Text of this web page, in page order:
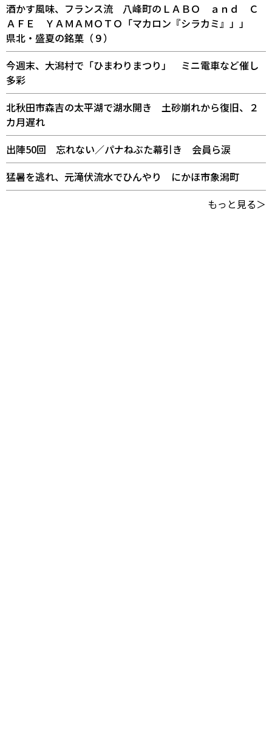
酒かす風味、フランス流 八峰町のＬＡＢＯ ａｎｄ Ｃ
ＡＦＥ ＹＡＭＡＭＯＴＯ「マカロン『シラカミ』」」
県北・盛夏の銘菓（９）
今週末、大潟村で「ひまわりまつり」 ミニ電車など催し
多彩
北秋田市森吉の太平湖で湖水開き 土砂崩れから復旧、２
カ月遅れ
出陣50回 忘れない／パナねぶた幕引き 会員ら涙
猛暑を逃れ、元滝伏流水でひんやり にかほ市象潟町
もっと見る＞